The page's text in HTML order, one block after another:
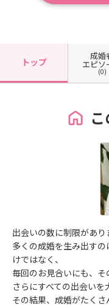
トップ
成婚
エピソ
(0)
出会いの数に制限があり
多くの成婚を生み出す
けではなく、
毎回のお見合いにも、そ
さらにすべての出会いを
その結果、成婚がたくさ